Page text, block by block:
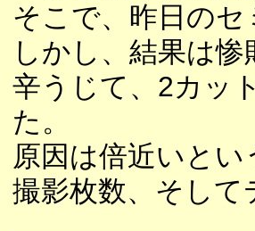
そこで、昨日の
しかし、結果は惨
辛うじて、2カッ
た。
原因は倍近いと
撮影枚数、そし